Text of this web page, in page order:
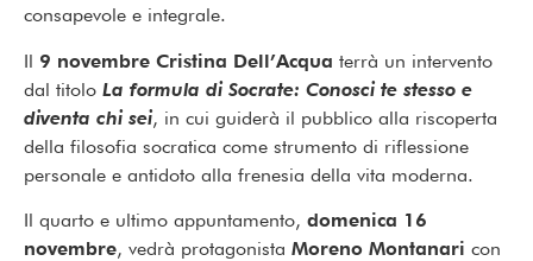
consapevole e integrale.
Il 9 novembre Cristina Dell’Acqua terrà un intervento
dal titolo La formula di Socrate: Conosci te stesso e
diventa chi sei, in cui guiderà il pubblico alla riscoperta
della filosofia socratica come strumento di riflessione
personale e antidoto alla frenesia della vita moderna.
Il quarto e ultimo appuntamento, domenica 16
novembre, vedrà protagonista Moreno Montanari con